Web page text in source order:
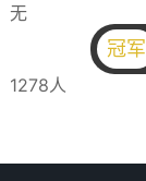
无
1278人
冠军